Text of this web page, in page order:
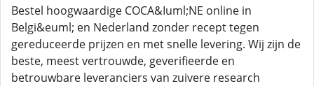
Bestel hoogwaardige COCA&Iuml;NE online in
Belgi&euml; en Nederland zonder recept tegen
gereduceerde prijzen en met snelle levering. Wij zijn de
beste, meest vertrouwde, geverifieerde en
betrouwbare leveranciers van zuivere research